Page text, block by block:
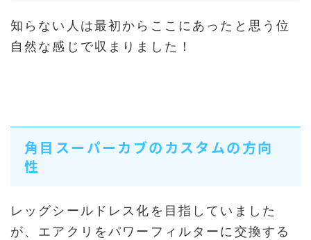
知らない人は最初からここにあったと思う位
自然な感じで収まりました！
角目スーパーカブのカスタムの方向
性
レッグシールドレス化を目指していました
が、エアクリをパワーフィルターに交換する